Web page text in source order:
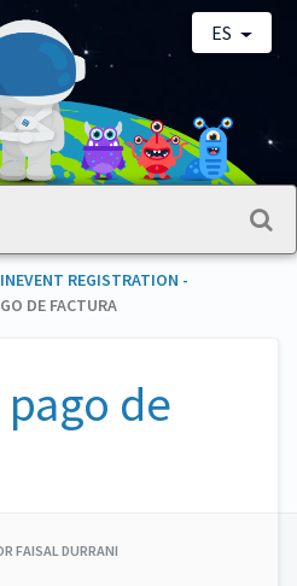
ES
​INEVENT REGISTRATION -
DE FACTURA
de
FAISAL DURRANI